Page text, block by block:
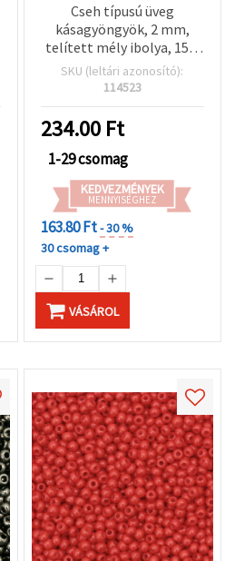
Cseh típusú üveg
kásagyöngyök, 2 mm,
telített mély ibolya, 15 g
(~2050 db)
SKU (leltári azonosító):
114523
234.00 Ft
1-29 csomag
KEDVEZMÉNYEK
MENNYISÉGHEZ
163.80 Ft- 30 %
30 csomag +
VÁSÁROL